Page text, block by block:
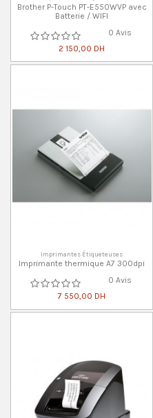
Brother P-Touch PT-E550WVP avec
Batterie / WIFI
0 Avis
2 150,00 DH
Imprimantes Étiqueteuses
Imprimante thermique A7 300dpi
0 Avis
7 550,00 DH